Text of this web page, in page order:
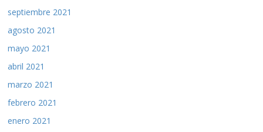
septiembre 2021
agosto 2021
mayo 2021
abril 2021
marzo 2021
febrero 2021
enero 2021